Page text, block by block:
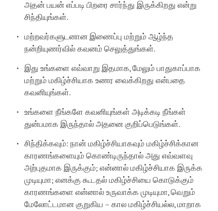
அதன் பயன் எப்படி பிறரை சார்ந்து இருக்கிறது என்று
சிந்தியுங்கள்.
மற்றவர்களுடனான இணைப்பு மற்றும் ஆழ்ந்த
நன்றியுணர்வில் கவனம் செலுத்துங்கள்.
இது உங்களை எவ்வாறு இதமாக, மேலும் பாதுகாப்பாக
மற்றும் மகிழ்ச்சியாக உணர வைக்கிறது என்பதை
கவனியுங்கள்.
உங்களை நீங்களே கவனியுங்கள் அடிக்கடி நீங்கள்
துன்பமாக இருந்தால் அதனை குறிப்பெடுங்கள்.
சிந்திக்கவும்: நான் மகிழ்ச்சியாகவும் மகிழ்ச்சிக்கான
காரணங்களையும் கொண்டிருந்தால் அது எவ்வளவு
அற்புதமாக இருக்கும்; என்னால் மகிழ்ச்சியாக இருக்க
முடியுமா; எனக்கு கூடதல் மகிழ்ச்சியை கொடுக்கும்
காரணங்களை என்னால் உருவாக்க முடியுமா, வெறும்
மேலோட்டமான குறுகிய – கால மகிழ்ச்சியல்ல, மாறாக